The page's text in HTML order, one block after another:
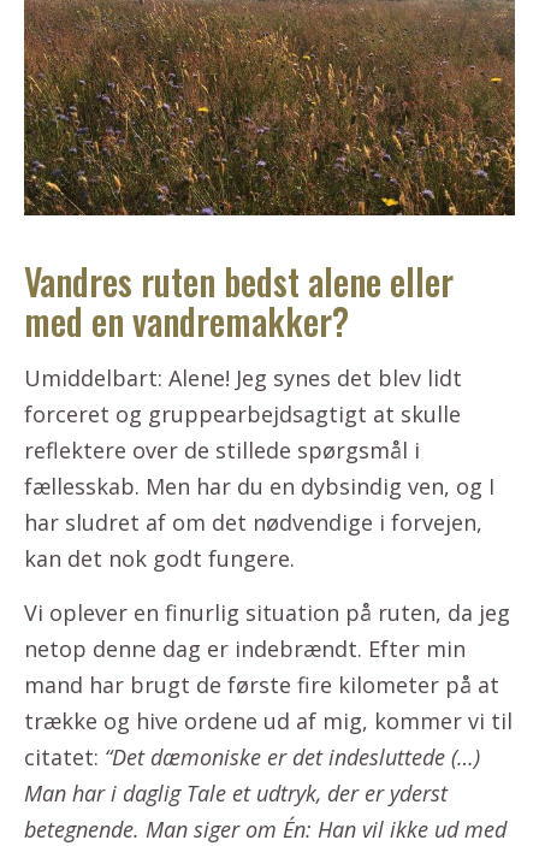
Vandres ruten bedst alene eller
med en vandremakker?
Umiddelbart: Alene! Jeg synes det blev lidt
forceret og gruppearbejdsagtigt at skulle
reflektere over de stillede spørgsmål i
fællesskab. Men har du en dybsindig ven, og I
har sludret af om det nødvendige i forvejen,
kan det nok godt fungere.
Vi oplever en finurlig situation på ruten, da jeg
netop denne dag er indebrændt. Efter min
mand har brugt de første fire kilometer på at
trække og hive ordene ud af mig, kommer vi til
citatet: “Det dæmoniske er det indesluttede (…)
Man har i daglig Tale et udtryk, der er yderst
betegnende. Man siger om Én: Han vil ikke ud med